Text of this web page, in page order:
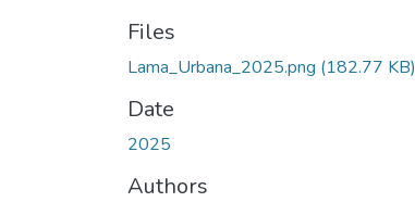
Files
Lama_Urbana_2025.png (182.77 KB)
Date
2025
Authors